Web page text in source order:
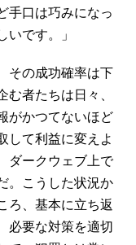
手口は巧みになっ
いです。」
その成功確率は下
む者たちは日々、
がかつてないほど
して利益に変えよ
ダークウェブ上で
。こうした状況か
ろ、基本に立ち返
必要な対策を適切